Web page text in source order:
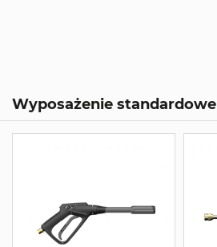
Wyposażenie standardowe